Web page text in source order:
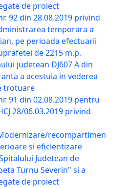
de proiect
92 din 28.08.2019 privind
temporara a
pe perioada efectuarii
de 2215 m.p.
judetean DJ607 A din
a acestuia in vederea
trotuare
91 din 02.08.2019 pentru
28/06.03.2019 privind
recompartimen
si eficientizare
Judetean de
Turnu Severin" si a
de proiect